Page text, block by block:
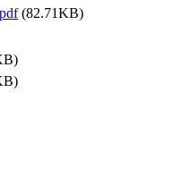
(82.71KB)